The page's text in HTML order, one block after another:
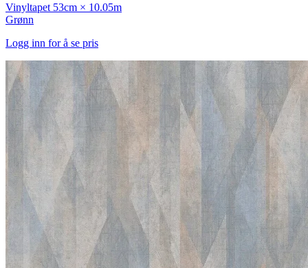
Vinyltapet 53cm × 10.05m
Grønn
Logg inn for å se pris